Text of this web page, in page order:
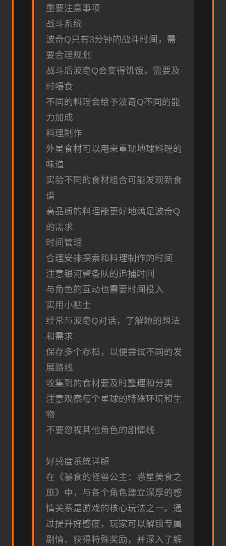
重要注意事项
战斗系统
波奇Q只有3分钟的战斗时间，需
要合理规划
战斗后波奇Q会变得饥饿，需要及
时喂食
不同的料理会给予波奇Q不同的能
力加成
料理制作
外星食材可以用来重现地球料理的
味道
实验不同的食材组合可能发现新食
谱
高品质的料理能更好地满足波奇Q
的需求
时间管理
合理安排探索和料理制作的时间
注意银河警备队的追捕时间
与角色的互动也需要时间投入
实用小贴士
经常与波奇Q对话，了解她的想法
和需求
保存多个存档，以便尝试不同的发
展路线
收集到的食材要及时整理和分类
注意观察每个星球的特殊环境和生
物
不要忽视其他角色的剧情线
好感度系统详解
在《暴食的怪兽公主：惑星美食之
旅》中，与各个角色建立深厚的感
情关系是游戏的核心玩法之一。通
过提升好感度，玩家可以解锁专属
剧情、获得特殊奖励，并深入了解